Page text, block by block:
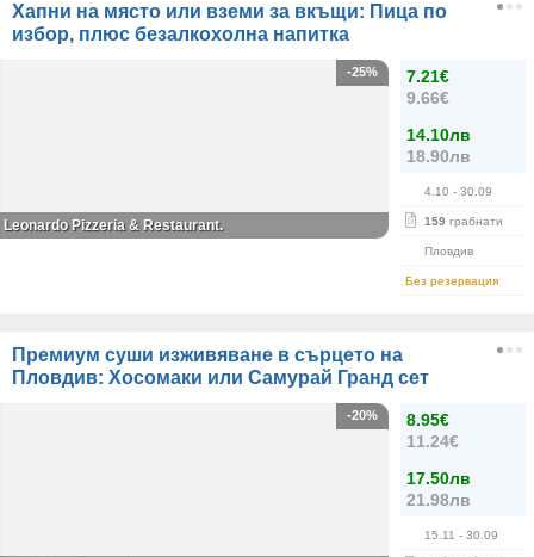
Хапни на място или вземи за вкъщи: Пица по
избор, плюс безалкохолна напитка
7.21€
9.66€
14.10лв
18.90лв
4.10 - 30.09
159 грабнати
Пловдив
Без резервация
-25%
Leonardo Pizzeria & Restaurant.
Премиум суши изживяване в сърцето на
Пловдив: Хосомаки или Самурай Гранд сет
8.95€
11.24€
17.50лв
21.98лв
15.11 - 30.09
-20%